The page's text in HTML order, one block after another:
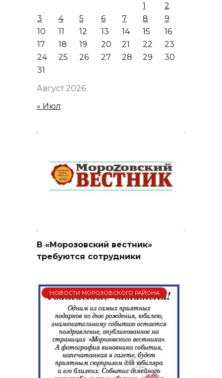
Август 2026
1
2
3
4 5 6 7 8
9
10
11 12 13 14 15
16
17
18 19 20 21 22
23
24
25 26 27 28 29
30
31
« Июл
В «Морозовский вестник»
требуются сотрудники
НОВОСТИ МОРОЗОВСКОГО РАЙОНА